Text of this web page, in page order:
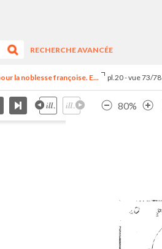
RECHERCHE AVANCÉE
la noblesse françoise. E... pl.20 - vue 73/78
80%